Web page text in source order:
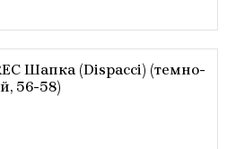
Шапка (Dispacci) (темно-
56-58)